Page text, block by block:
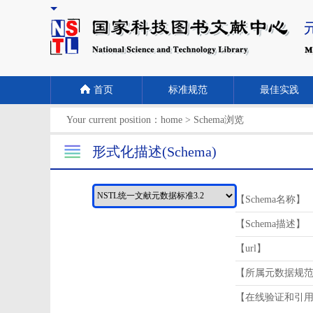
首页 标准规范 最佳实践
Your current position： home > Schema浏览
形式化描述(Schema)
【Schema名称】
【Schema描述】
【url】
【所属元数据规
【在线验证和引